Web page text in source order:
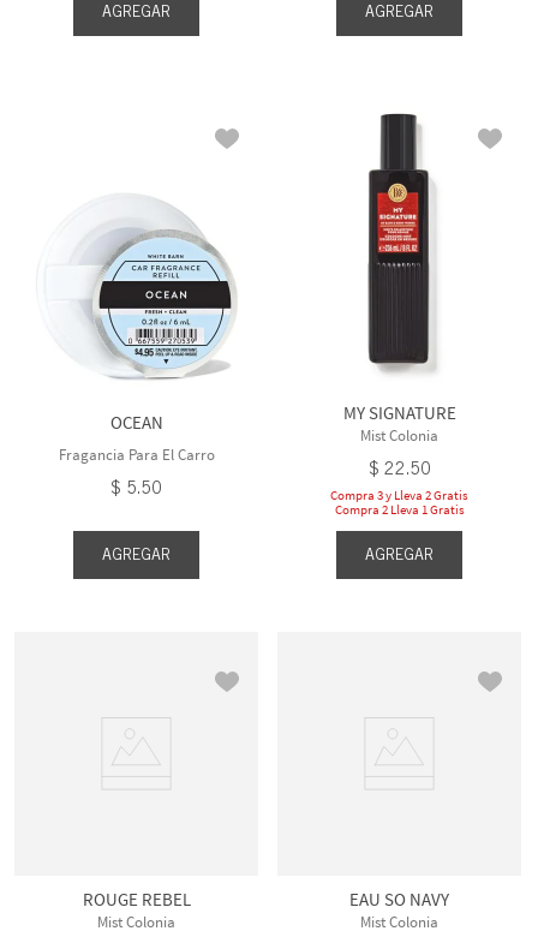
AGREGAR AGREGAR
OCEAN
Fragancia Para El Carro
$ 5.50
AGREGAR
MY SIGNATURE
Mist Colonia
$ 22.50
Compra 3 y Lleva 2 Gratis
Compra 2 Lleva 1 Gratis
AGREGAR
ROUGE REBEL
Mist Colonia
EAU SO NAVY
Mist Colonia